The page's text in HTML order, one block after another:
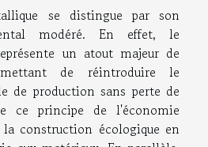
se distingue par son
modéré. En effet, le
un atout majeur de
de réintroduire le
de production sans perte de
ce principe de l'économie
construction écologique en